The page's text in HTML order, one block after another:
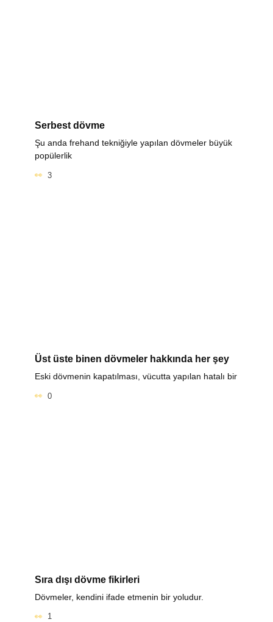
Serbest dövme
Şu anda frehand tekniğiyle yapılan dövmeler büyük
popülerlik
3
Üst üste binen dövmeler hakkında her şey
Eski dövmenin kapatılması, vücutta yapılan hatalı bir
0
Sıra dışı dövme fikirleri
Dövmeler, kendini ifade etmenin bir yoludur.
1